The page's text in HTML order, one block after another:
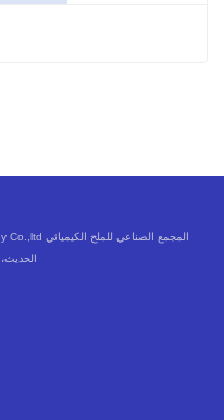
الحديث،